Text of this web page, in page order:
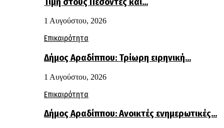
1 Αυγούστου, 2026
Επικαιρότητα
Δήμος Αραδίππου: Τρίωρη ειρηνική…
1 Αυγούστου, 2026
Επικαιρότητα
Δήμος Αραδίππου: Ανοικτές ενημερωτικές…